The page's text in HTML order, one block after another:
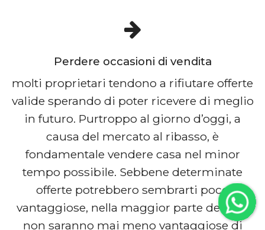
Perdere occasioni di vendita
molti proprietari tendono a rifiutare offerte
valide sperando di poter ricevere di meglio
in futuro. Purtroppo al giorno d’oggi, a
causa del mercato al ribasso, è
fondamentale vendere casa nel minor
tempo possibile. Sebbene determinate
offerte potrebbero sembrarti poco
vantaggiose, nella maggior parte dei casi
non saranno mai meno vantaggiose di